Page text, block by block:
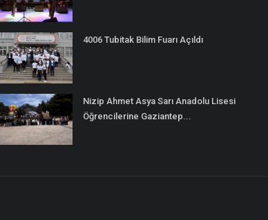
4006 Tubitak Bilim Fuarı Açıldı
Nizip Ahmet Asya Sarı Anadolu Lisesi
Öğrencilerine Gaziantep...